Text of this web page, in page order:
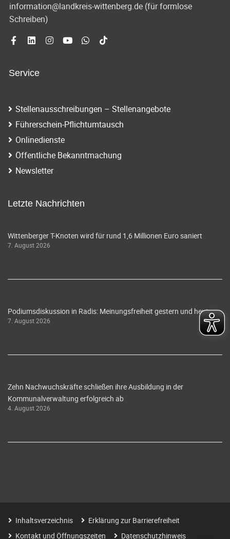
information@landkreis-wittenberg.de (für formlose
Schreiben)
Service
Stellenausschreibungen – Stellenangebote
Führerschein-Pflichtumtausch
Onlinedienste
Öffentliche Bekanntmachung
Newsletter
Letzte Nachrichten
Wittenberger T-Knoten wird für rund 1,6 Millionen Euro saniert
7. August 2026
Podiumsdiskussion in Radis: Meinungsfreiheit gestern und heute
7. August 2026
Zehn Nachwuchskräfte schließen ihre Ausbildung in der
Kommunalverwaltung erfolgreich ab
4. August 2026
Inhaltsverzeichnis
Erklärung zur Barrierefreiheit
Kontakt und Öffnungszeiten
Datenschutzhinweis